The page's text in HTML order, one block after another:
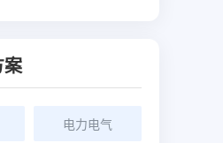
电力电气